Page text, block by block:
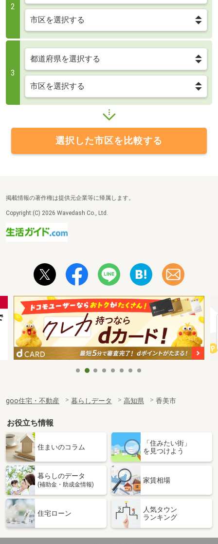
2
3
選択した市区を比較する
掲載情報の著作権は提供元企業等に帰属します。
Copyright:(C) 2026 Wavedash Co., Ltd.
goo住宅・不動産 暮らしデータ 高知県 香美市
お役立ち情報
住まいのコラム
「住みたい街」
を見つけよう
暮らしのデータ
(補助金・助成金情報)
家賃相場
住宅ローン
人気タウン
ランキング